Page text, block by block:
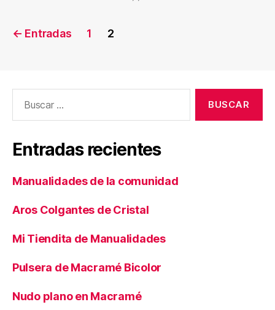
Paginación
← Entradas 1 2
Entradas recientes
Manualidades de la comunidad
Aros Colgantes de Cristal
Mi Tiendita de Manualidades
Pulsera de Macramé Bicolor
Nudo plano en Macramé